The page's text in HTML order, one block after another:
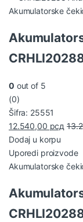
Akumulatorske
0 out of 5
(0)
Šifra: 25551
12.540,00 рсд
Dodaj u korpu
Uporedi proizvode
Akumulatorske